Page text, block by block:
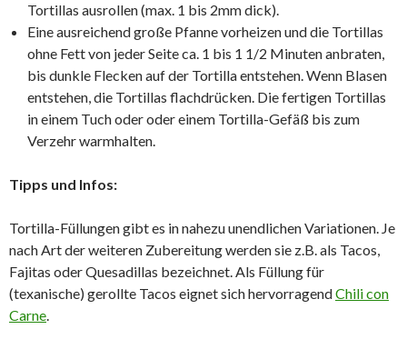
Tortillas ausrollen (max. 1 bis 2mm dick).
Eine ausreichend große Pfanne vorheizen und die Tortillas
ohne Fett von jeder Seite ca. 1 bis 1 1/2 Minuten anbraten,
bis dunkle Flecken auf der Tortilla entstehen. Wenn Blasen
entstehen, die Tortillas flachdrücken. Die fertigen Tortillas
in einem Tuch oder oder einem Tortilla-Gefäß bis zum
Verzehr warmhalten.
Tipps und Infos:
Tortilla-Füllungen gibt es in nahezu unendlichen Variationen. Je
nach Art der weiteren Zubereitung werden sie z.B. als Tacos,
Fajitas oder Quesadillas bezeichnet. Als Füllung für
(texanische) gerollte Tacos eignet sich hervorragendChili con
Carne.